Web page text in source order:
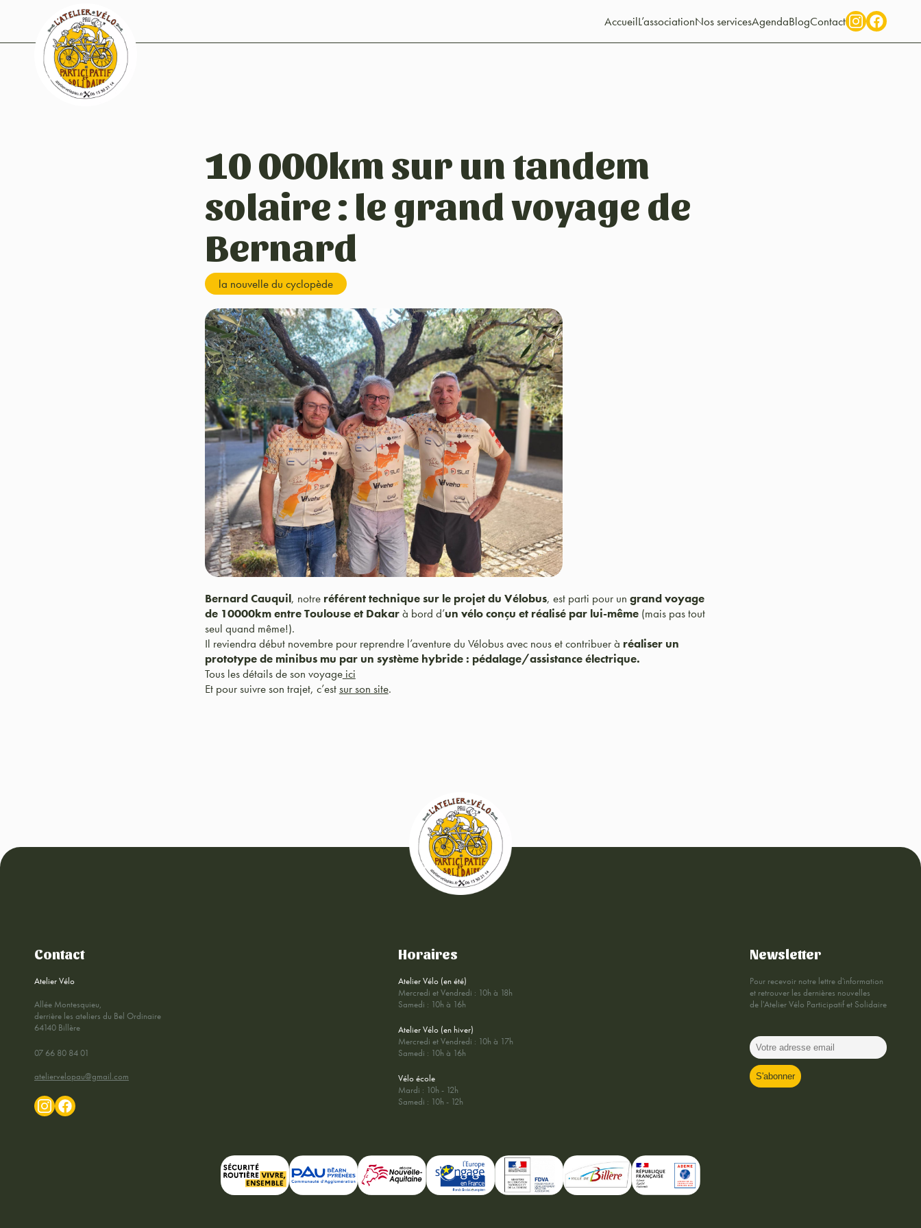
AccueilL’associationNos servicesAgendaBlogContact
10 000km sur un tandem
solaire : le grand voyage de
Bernard
la nouvelle du cyclopède
Bernard Cauquil, notre référent technique sur le projet du Vélobus, est parti pour un grand voyage
de 10000km entre Toulouse et Dakarà bord d’un vélo conçu et réalisé par lui-même(mais pas tout
seul quand même!).
Il reviendra début novembre pour reprendre l’aventure du Vélobus avec nous et contribuer à réaliser un
prototype de minibus mu par un système hybride : pédalage/assistance électrique.
Tous les détails de son voyageici
Et pour suivre son trajet, c’estsur son site.
Contact
Atelier Vélo
Allée Montesquieu,
derrière les ateliers du Bel Ordinaire
64140 Billère
07 66 80 84 01
ateliervelopau@gmail.com
Horaires
Atelier Vélo (en été)
Mercredi et Vendredi : 10h à 18h
Samedi : 10h à 16h
Atelier Vélo (en hiver)
Mercredi et Vendredi : 10h à 17h
Samedi : 10h à 16h
Vélo école
Mardi : 10h - 12h
Samedi : 10h - 12h
Newsletter
Pour recevoir notre lettre d'information
et retrouver les dernières nouvelles
de l'Atelier Vélo Participatif et Solidaire